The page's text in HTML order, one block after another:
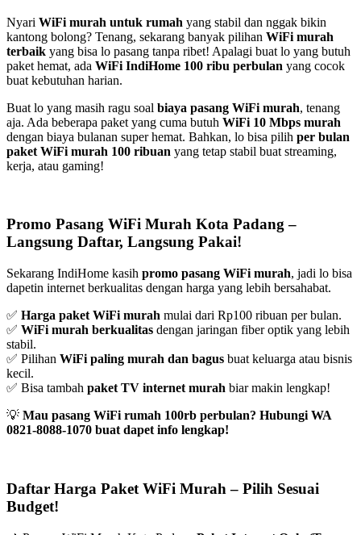
Nyari WiFi murah untuk rumah yang stabil dan nggak bikin
kantong bolong? Tenang, sekarang banyak pilihan WiFi murah
terbaik yang bisa lo pasang tanpa ribet! Apalagi buat lo yang butuh
paket hemat, ada WiFi IndiHome 100 ribu perbulan yang cocok
buat kebutuhan harian.
Buat lo yang masih ragu soal biaya pasang WiFi murah, tenang
aja. Ada beberapa paket yang cuma butuh WiFi 10 Mbps murah
dengan biaya bulanan super hemat. Bahkan, lo bisa pilih per bulan
paket WiFi murah 100 ribuan yang tetap stabil buat streaming,
kerja, atau gaming!
Promo Pasang WiFi Murah Kota Padang –
Langsung Daftar, Langsung Pakai!
Sekarang IndiHome kasih promo pasang WiFi murah, jadi lo bisa
dapetin internet berkualitas dengan harga yang lebih bersahabat.
✅ Harga paket WiFi murah mulai dari Rp100 ribuan per bulan.
✅ WiFi murah berkualitas dengan jaringan fiber optik yang lebih
stabil.
✅ Pilihan WiFi paling murah dan bagus buat keluarga atau bisnis
kecil.
✅ Bisa tambah paket TV internet murah biar makin lengkap!
💡 Mau pasang WiFi rumah 100rb perbulan? Hubungi WA
0821-8088-1070 buat dapet info lengkap!
Daftar Harga Paket WiFi Murah – Pilih Sesuai
Budget!